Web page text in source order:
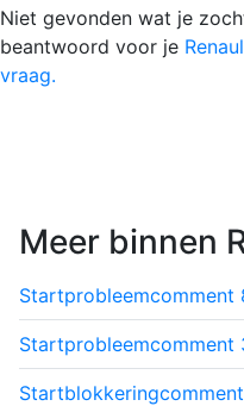
Niet gevonden wat je
beantwoord voor je
vraag.
Meer binnen
Startprobleemcomment
Startprobleemcomment
Startblokkeringcomment